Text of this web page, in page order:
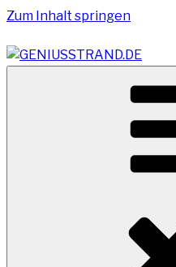
Zum Inhalt springen
Vom Geniusstrand zum
Terminal Wilhelmshaven